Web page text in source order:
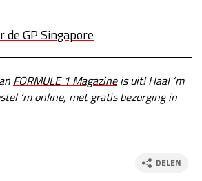
de GP Singapore
FORMULE 1 Magazineis uit! Haal ‘m
‘m online, met gratis bezorging in
DELEN